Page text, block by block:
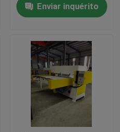
Enviar inquérito